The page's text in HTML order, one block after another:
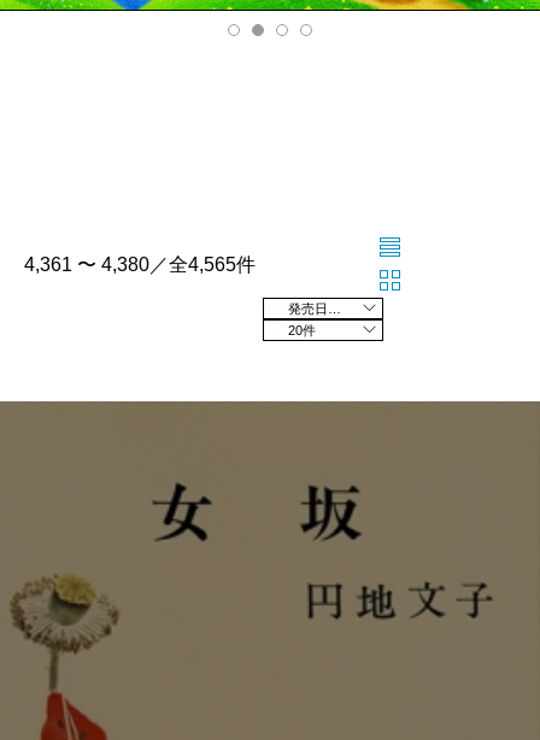
v
xt
4,361 〜 4,380／全4,565件
20件